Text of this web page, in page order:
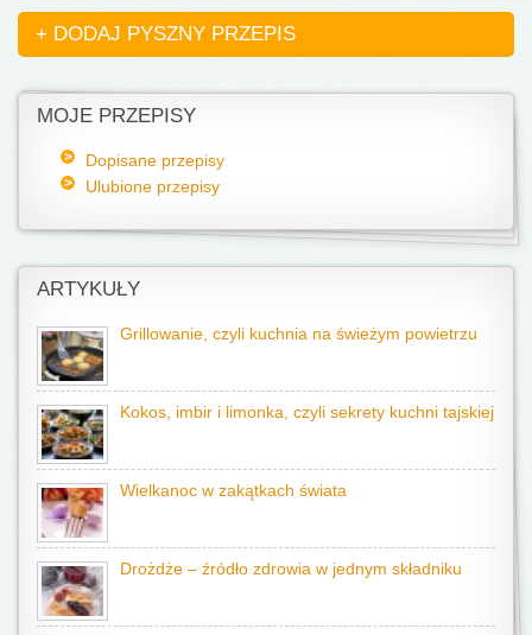
+ DODAJ PYSZNY PRZEPIS
MOJE PRZEPISY
Dopisane przepisy
Ulubione przepisy
ARTYKUŁY
Grillowanie, czyli kuchnia na świeżym powietrzu
Kokos, imbir i limonka, czyli sekrety kuchni tajskiej
Wielkanoc w zakątkach świata
Drożdże – źródło zdrowia w jednym składniku